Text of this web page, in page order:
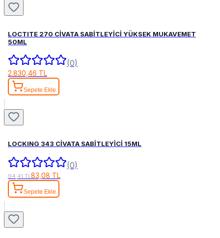
LOCTITE 270 CİVATA SABİTLEYİCİ YÜKSEK MUKAVEMET
50ML
(0)
2.830,46 TL
Sepete Ekle
LOCKING 343 CİVATA SABİTLEYİCİ 15ML
(0)
94,41 TL 83,08 TL
Sepete Ekle